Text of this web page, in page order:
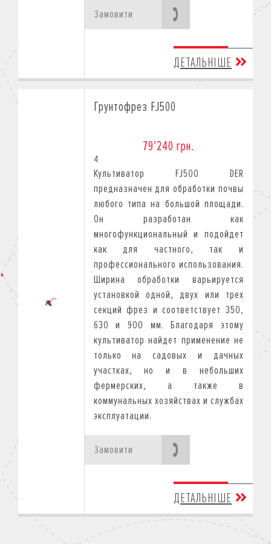
Замовити
ДЕТАЛЬНІШЕ
Грунтофрез FJ500
79’240 грн.
4
Культиватор FJ500 DER
предназначен для обработки почвы
любого типа на большой площади.
Он разработан как
многофункциональный и подойдет
как для частного, так и
профессионального использования.
Ширина обработки варьируется
установкой одной, двух или трех
секций фрез и соответствует 350,
630 и 900 мм. Благодаря этому
культиватор найдет применение не
только на садовых и дачных
участках, но и в небольших
фермерских, а также в
коммунальных хозяйствах и службах
эксплуатации.
Замовити
ДЕТАЛЬНІШЕ